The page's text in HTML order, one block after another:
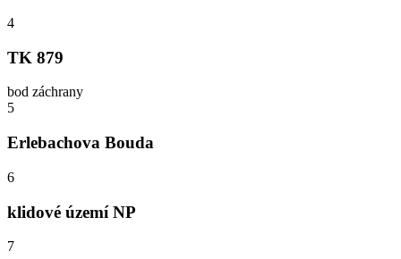
4
TK 879
bod záchrany
5
Erlebachova Bouda
6
klidové území NP
7